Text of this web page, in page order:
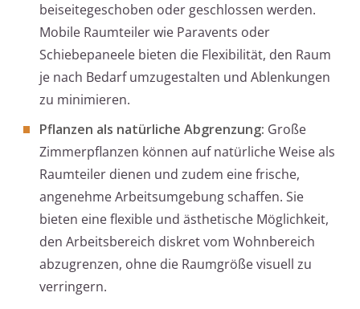
beiseitegeschoben oder geschlossen werden.
Mobile Raumteiler wie Paravents oder
Schiebepaneele bieten die Flexibilität, den Raum
je nach Bedarf umzugestalten und Ablenkungen
zu minimieren.
Pflanzen als natürliche Abgrenzung: Große
Zimmerpflanzen können auf natürliche Weise als
Raumteiler dienen und zudem eine frische,
angenehme Arbeitsumgebung schaffen. Sie
bieten eine flexible und ästhetische Möglichkeit,
den Arbeitsbereich diskret vom Wohnbereich
abzugrenzen, ohne die Raumgröße visuell zu
verringern.